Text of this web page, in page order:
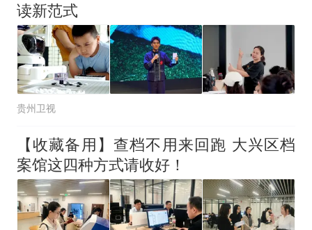
读新范式
贵州卫视
【收藏备用】查档不用来回跑 大兴区档
案馆这四种方式请收好！